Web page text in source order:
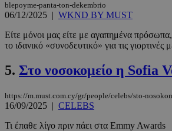
blepoyme-panta-ton-dekembrio
06/12/2025 | WKND BY MUST
Είτε μόνοι μας είτε με αγαπημένα πρόσωπα,
το ιδανικό «συνοδευτικό» για τις
5. Στο νοσοκομείο η Sofia
https://m.must.com.cy/gr/people/celebs/sto-
16/09/2025 | CELEBS
Τι έπαθε λίγο πριν πάει στα Emmy Awards